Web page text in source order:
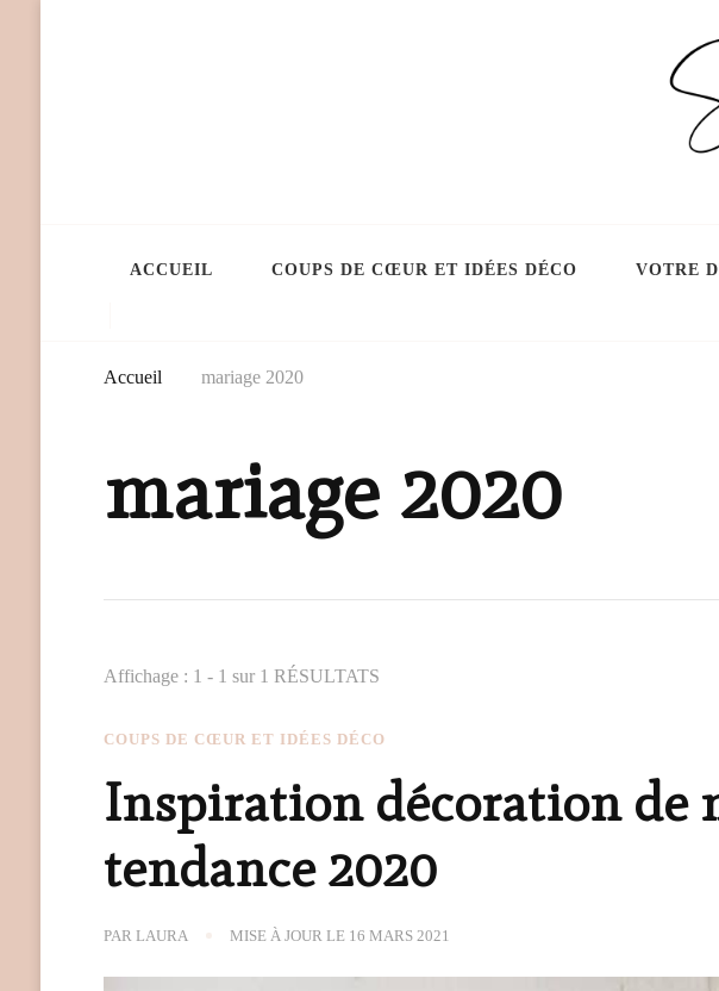
ACCUEIL COUPS DE CŒUR ET IDÉES DÉCO VOTRE
Accueil mariage 2020
mariage 2020
Affichage : 1 - 1 sur 1 RÉSULTATS
COUPS DE CŒUR ET IDÉES DÉCO
Inspiration décoration de
tendance 2020
PARLAURA MISE À JOUR LE 16 MARS 2021